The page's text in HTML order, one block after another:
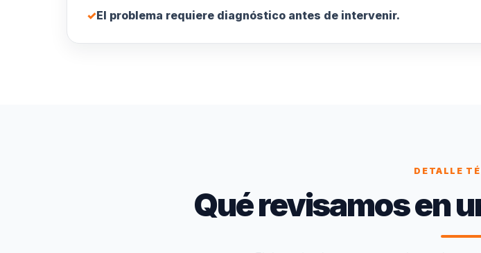
✓El problema requiere diagnóstico antes de intervenir.
DETALLE
Qué revisamos en